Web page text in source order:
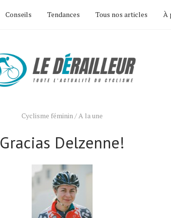
Conseils Tendances Tous nos articles À
Cyclisme féminin/A la une
Gracias Delzenne!